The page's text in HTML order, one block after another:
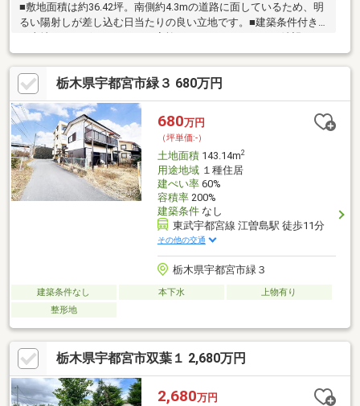
■敷地面積は約36.42坪。南側約4.3mの道路に面しているため、明
るい陽射しが差し込む日当たりの良い立地です。■建築条件付き
ザインに合わせて、お好きなハウスメーカーや工務店でマイホー
ムを建築いただけます。■周辺は第一種住居地域に指定された落
ち着いた住環境が広がります。
栃木県宇都宮市緑３ 680万円
680万円
（坪単価:-）
土地面積143.14m2
用途地域１種住居
建ぺい率60%
容積率200%
建築条件なし
東武宇都宮線 江曽島駅 徒歩11分
その他の交通
栃木県宇都宮市緑３
建築条件なし 本下水
上物有り
整形地
栃木県宇都宮市双葉１ 2,680万円
2,680万円